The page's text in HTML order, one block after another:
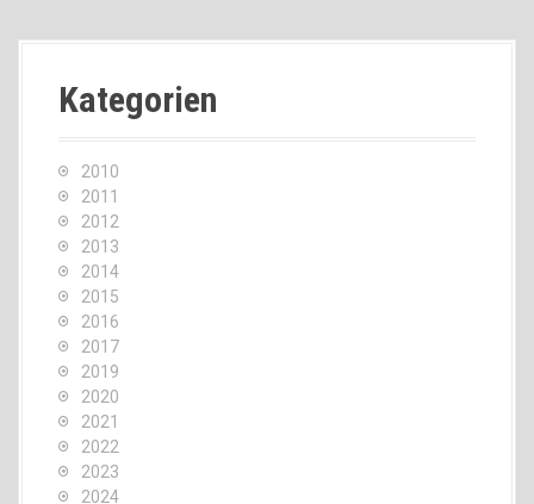
Kategorien
2010
2011
2012
2013
2014
2015
2016
2017
2019
2020
2021
2022
2023
2024